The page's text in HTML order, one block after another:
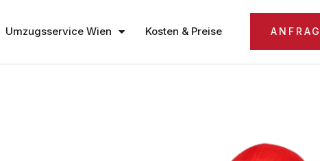
Umzugsservice Wien Kosten & Preise